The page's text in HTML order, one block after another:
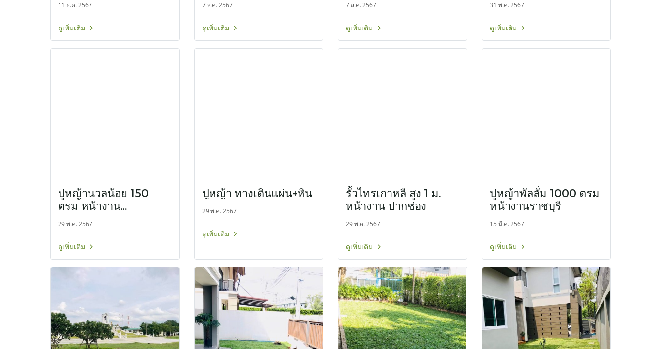
11 ธ.ค. 2567
ดูเพิ่มเติม
7 ส.ค. 2567
ดูเพิ่มเติม
7 ส.ค. 2567
ดูเพิ่มเติม
31 พ.ค. 2567
ดูเพิ่มเติม
ปูหญ้านวลน้อย 150
ตรม หน้างาน
29 พ.ค. 2567
ดูเพิ่มเติม
ปูหญ้า ทางเดินแผ่น+หิน
29 พ.ค. 2567
ดูเพิ่มเติม
รั้วไทรเกาหลี สูง 1 ม.
หน้างาน ปากช่อง
29 พ.ค. 2567
ดูเพิ่มเติม
ปูหญ้าพัลลั่ม 1000 ตรม
หน้างานราชบุรี
15 มี.ค. 2567
ดูเพิ่มเติม